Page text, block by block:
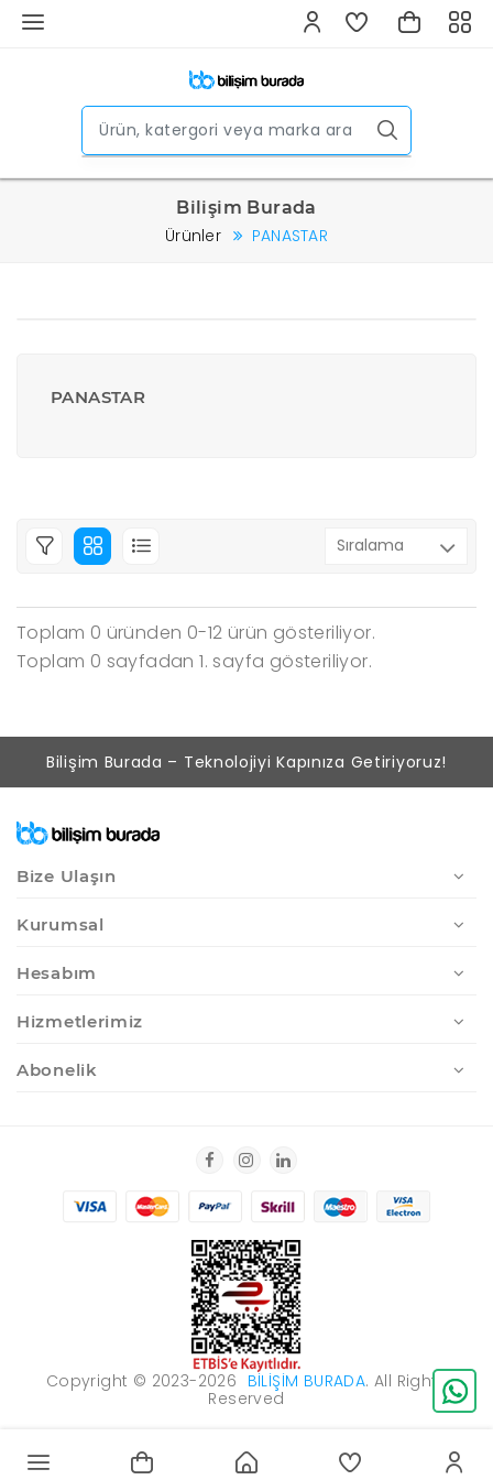
Bilişim Burada
Ürünler PANASTAR
PANASTAR
Toplam 0 üründen 0-12 ürün gösteriliyor.
Toplam 0 sayfadan 1. sayfa gösteriliyor.
Bilişim Burada – Teknolojiyi Kapınıza Getiriyoruz!
Bize Ulaşın
Kurumsal
Hesabım
Hizmetlerimiz
Abonelik
Copyright © 2023-2026 BILIŞIM BURADA. All Rights
Reserved